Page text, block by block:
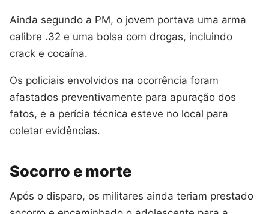
Ainda segundo a PM, o jovem portava uma arma
calibre .32 e uma bolsa com drogas, incluindo
crack e cocaína.
Os policiais envolvidos na ocorrência foram
afastados preventivamente para apuração dos
fatos, e a perícia técnica esteve no local para
coletar evidências.
Socorro e morte
Após o disparo, os militares ainda teriam prestado